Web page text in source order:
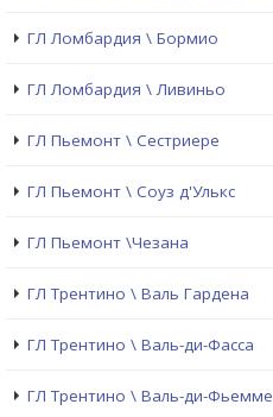
ГЛ Ломбардия \ Бормио
ГЛ Ломбардия \ Ливиньо
ГЛ Пьемонт \ Сестриере
ГЛ Пьемонт \ Соуз д'Улькс
ГЛ Пьемонт \Чезана
ГЛ Трентино \ Валь Гардена
ГЛ Трентино \ Валь-ди-Фасса
ГЛ Трентино \ Валь-ди-Фьемме